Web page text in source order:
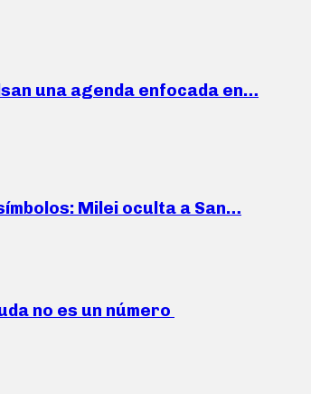
una agenda enfocada en…
Milei oculta a San…
no es un número